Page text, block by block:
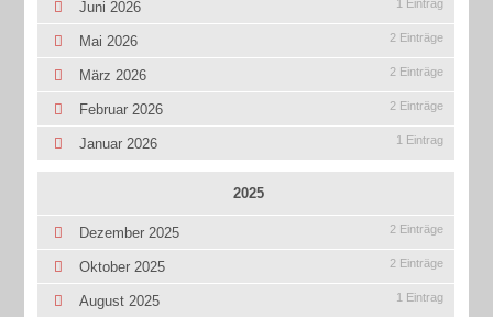
Juni 2026 1 Eintrag
Mai 2026 2 Einträge
März 2026 2 Einträge
Februar 2026 2 Einträge
Januar 2026 1 Eintrag
2025
Dezember 2025 2 Einträge
Oktober 2025 2 Einträge
August 2025 1 Eintrag